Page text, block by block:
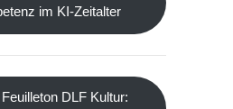
im KI-Zeitalter
DLF Kultur: